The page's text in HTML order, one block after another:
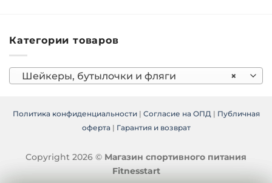
странице
Категории товаров
×
Шейкеры, бутылочки и фляги
Политика конфиденциальности| Согласие на ОПД| Публичная
оферта | Гарантия и возврат
Copyright 2026 © Магазин спортивного питания
Fitnesstart